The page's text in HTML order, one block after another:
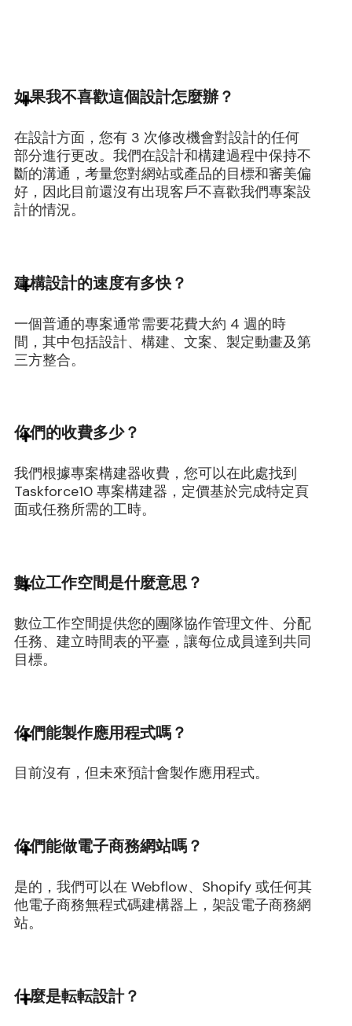
如果我不喜歡這個設計怎麼辦？
在設計方面，您有 3 次修改機會對設計的任何
部分進行更改。我們在設計和構建過程中保持不
斷的溝通，考量您對網站或產品的目標和審美偏
好，因此目前還沒有出現客戶不喜歡我們專案設
計的情況。
建構設計的速度有多快？
一個普通的專案通常需要花費大約 4 週的時
間，其中包括設計、構建、文案、製定動畫及第
三方整合。
你們的收費多少？
我們根據專案構建器收費，您可以在此處找到
Taskforce10 專案構建器，定價基於完成特定頁
面或任務所需的工時。
數位工作空間是什麼意思？
數位工作空間提供您的團隊協作管理文件、分配
任務、建立時間表的平臺，讓每位成員達到共同
目標。
你們能製作應用程式嗎？
目前沒有，但未來預計會製作應用程式。
你們能做電子商務網站嗎？
是的，我們可以在 Webflow、Shopify 或任何其
他電子商務無程式碼建構器上，架設電子商務網
站。
什麼是転転設計？